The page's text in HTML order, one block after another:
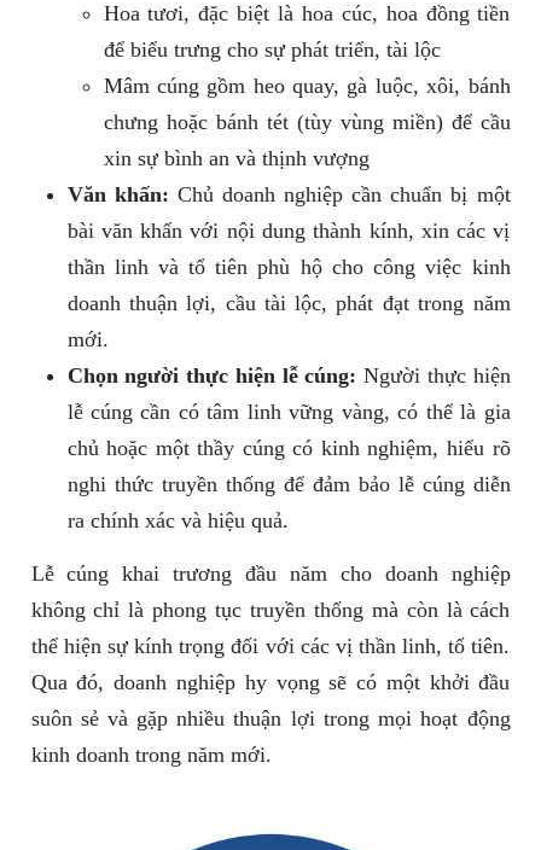
Hoa tươi, đặc biệt là hoa cúc, hoa đồng tiền
để biểu trưng cho sự phát triển, tài lộc
Mâm cúng gồm heo quay, gà luộc, xôi, bánh
chưng hoặc bánh tét (tùy vùng miền) để cầu
xin sự bình an và thịnh vượng
Văn khấn: Chủ doanh nghiệp cần chuẩn bị một
bài văn khấn với nội dung thành kính, xin các vị
thần linh và tổ tiên phù hộ cho công việc kinh
doanh thuận lợi, cầu tài lộc, phát đạt trong năm
mới.
Chọn người thực hiện lễ cúng: Người thực hiện
lễ cúng cần có tâm linh vững vàng, có thể là gia
chủ hoặc một thầy cúng có kinh nghiệm, hiểu rõ
nghi thức truyền thống để đảm bảo lễ cúng diễn
ra chính xác và hiệu quả.
Lễ cúng khai trương đầu năm cho doanh nghiệp
không chỉ là phong tục truyền thống mà còn là cách
thể hiện sự kính trọng đối với các vị thần linh, tổ tiên.
Qua đó, doanh nghiệp hy vọng sẽ có một khởi đầu
suôn sẻ và gặp nhiều thuận lợi trong mọi hoạt động
kinh doanh trong năm mới.